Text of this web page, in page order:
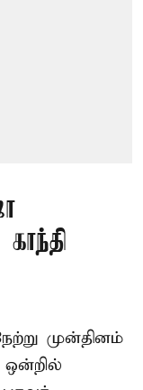
முன்தினம்
ஒன்றில்